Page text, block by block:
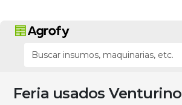
Feria usados Venturino